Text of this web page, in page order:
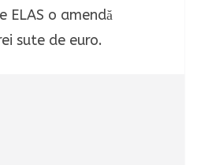
ELAS o amendă
sute de euro.